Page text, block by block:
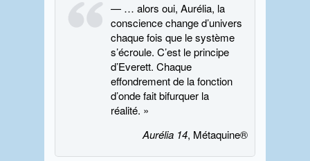
— … alors oui, Aurélia, la
conscience change d’univers
chaque fois que le système
s’écroule. C’est le principe
d’Everett. Chaque
effondrement de la fonction
d’onde fait bifurquer la
réalité. »
Aurélia 14, Métaquine®